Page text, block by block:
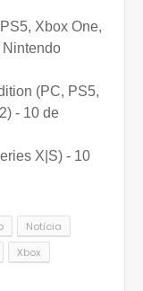
Xbox One,
(PC, PS5,
- 10 de
X|S) - 10
Notícia
Xbox